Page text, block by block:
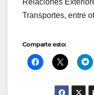
Relaciones
Transportes, entre
Comparte esto: